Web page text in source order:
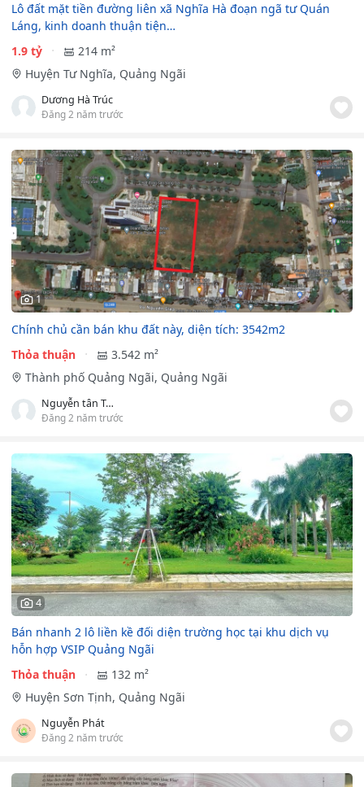
Lô đất mặt tiền đường liên xã Nghĩa Hà đoạn ngã tư Quán
Láng, kinh doanh thuận tiện…
1.9 tỷ
214 m²
Huyện Tư Nghĩa, Quảng Ngãi
Dương Hà Trúc
Đăng 2 năm trước
1
Chính chủ cần bán khu đất này, diện tích: 3542m2
Thỏa thuận
3.542 m²
Thành phố Quảng Ngãi, Quảng Ngãi
Nguyễn tân Toàn
Đăng 2 năm trước
4
Bán nhanh 2 lô liền kề đối diện trường học tại khu dịch vụ
hỗn hợp VSIP Quảng Ngãi
Thỏa thuận
132 m²
Huyện Sơn Tịnh, Quảng Ngãi
Nguyễn Phát
Đăng 2 năm trước